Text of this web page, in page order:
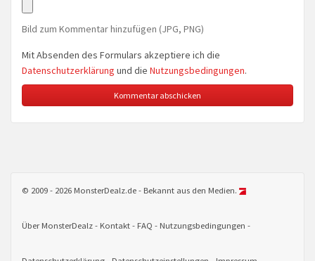
Bild zum Kommentar hinzufügen (JPG, PNG)
Mit Absenden des Formulars akzeptiere ich die
Datenschutzerklärung und die Nutzungsbedingungen.
© 2009 - 2026 MonsterDealz.de - Bekannt aus den Medien.
Über MonsterDealz Kontakt FAQ Nutzungsbedingungen